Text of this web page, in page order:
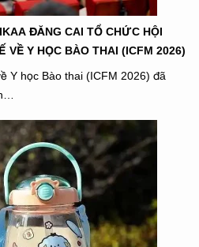
ĐĂNG CAI TỔ CHỨC HỘI
VỀ Y HỌC BÀO THAI (ICFM 2026)
Y học Bào thai (ICFM 2026) đã